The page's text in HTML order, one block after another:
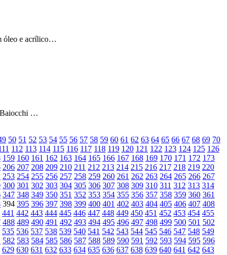
óleo e acrílico…
Baiocchi …
50 51 52 53 54 55 56 57 58 59 60 61 62 63 64 65 66 67 68 69 70
112 113 114 115 116 117 118 119 120 121 122 123 124 125 126
159 160 161 162 163 164 165 166 167 168 169 170 171 172 173
206 207 208 209 210 211 212 213 214 215 216 217 218 219 220
253 254 255 256 257 258 259 260 261 262 263 264 265 266 267
300 301 302 303 304 305 306 307 308 309 310 311 312 313 314
347 348 349 350 351 352 353 354 355 356 357 358 359 360 361
394 395 396 397 398 399 400 401 402 403 404 405 406 407 408
441 442 443 444 445 446 447 448 449 450 451 452 453 454 455
488 489 490 491 492 493 494 495 496 497 498 499 500 501 502
535 536 537 538 539 540 541 542 543 544 545 546 547 548 549
582 583 584 585 586 587 588 589 590 591 592 593 594 595 596
629 630 631 632 633 634 635 636 637 638 639 640 641 642 643